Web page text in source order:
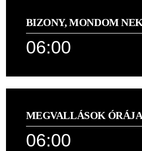
Felemelő dicsőítő dalok, hogy jól
Learn more
BIZONY, MONDOM
06:00
06:00
Joel Osteen reggeli üzenete,
Learn more
MEGVALLÁSOK ÓRÁJA
06:00